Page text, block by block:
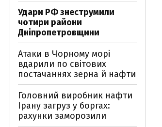
Удари РФ знеструмили
чотири райони
Дніпропетровщини
Атаки в Чорному морі
вдарили по світових
постачаннях зерна й нафти
Головний виробник нафти
Ірану загруз у боргах:
рахунки заморозили